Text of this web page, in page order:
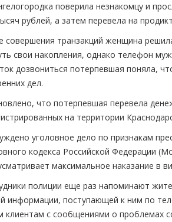
поверила незнакомцу и
рублей, а затем перевела на
совершения транзакций женщина
свои накопления, однако телефон
дозвониться потерпевшая поняла,
дел.
что потерпевшая перевела
на территории
уголовное дело по признакам
кодекса Российской Федерации
максимальное наказание в
полиции еще раз напоминают
информации, поступающей к ним по
клиентам с сообщениями о проблемах